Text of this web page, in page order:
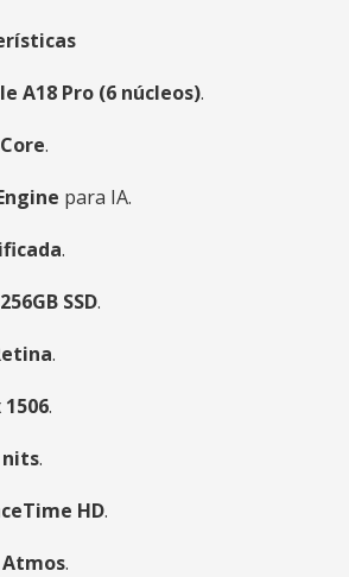
A18 Pro (6 núcleos).
.
para IA.
.
256GB SSD.
.
1506.
nits.
HD.
.